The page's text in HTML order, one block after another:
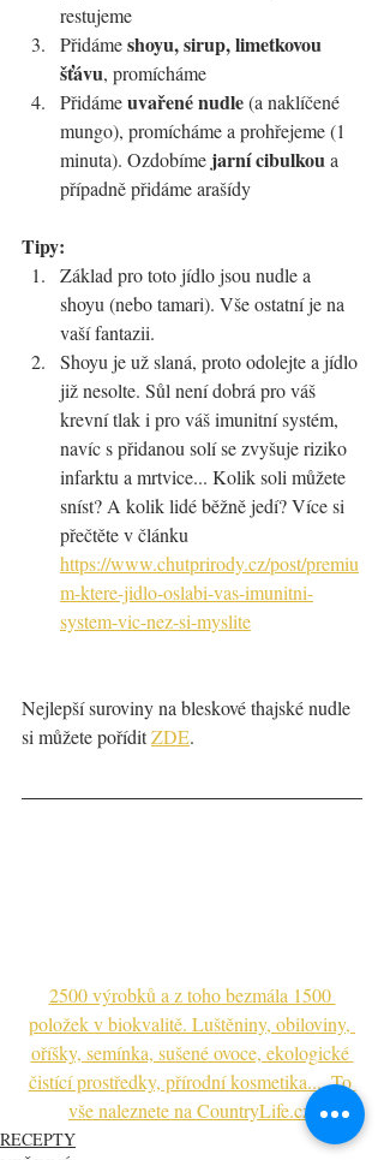
restujeme
Přidáme shoyu, sirup, limetkovou
šťávu, promícháme
Přidáme uvařené nudle (a naklíčené
mungo), promícháme a prohřejeme (1
minuta). Ozdobíme jarní cibulkou a
případně přidáme arašídy
Tipy:
Základ pro toto jídlo jsou nudle a
shoyu (nebo tamari). Vše ostatní je na
vaší fantazii.
Shoyu je už slaná, proto odolejte a jídlo
již nesolte. Sůl není dobrá pro váš
krevní tlak i pro váš imunitní systém,
navíc s přidanou solí se zvyšuje riziko
infarktu a mrtvice... Kolik soli můžete
sníst? A kolik lidé běžně jedí? Více si
přečtěte v článku
https://www.chutprirody.cz/post/premiu
m-ktere-jidlo-oslabi-vas-imunitni-
system-vic-nez-si-myslite
Nejlepší suroviny na bleskové thajské nudle
si můžete pořídit ZDE.
2500 výrobků a z toho bezmála 1500
položek v biokvalitě. Luštěniny, obiloviny,
oříšky, semínka, sušené ovoce, ekologické
čistící prostředky, přírodní kosmetika... To
vše naleznete na CountryLife.cz.
RECEPTY